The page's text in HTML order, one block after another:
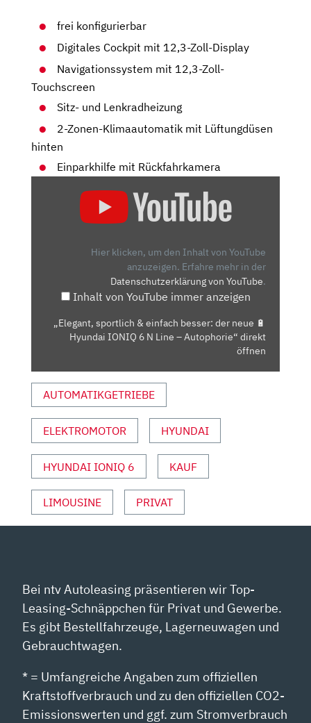
frei konfigurierbar
Digitales Cockpit mit 12,3-Zoll-Display
Navigationssystem mit 12,3-Zoll-
Touchscreen
Sitz- und Lenkradheizung
2-Zonen-Klimaautomatik mit Lüftungdüsen
hinten
Einparkhilfe mit Rückfahrkamera
SPORTLICH
HYUNDAI
LINE
AUTOPHORIE“
VON
ANZEIGEN
Hier klicken, um den Inhalt von YouTube
anzuzeigen. Erfahre mehr in der
Datenschutzerklärung von YouTube.
Inhalt von YouTube immer anzeigen
„Elegant, sportlich & einfach besser: der neue 🔋
Hyundai IONIQ 6 N Line – Autophorie“ direkt
öffnen
AUTOMATIKGETRIEBE
ELEKTROMOTOR HYUNDAI
HYUNDAI IONIQ 6 KAUF
LIMOUSINE PRIVAT
Bei ntv Autoleasing präsentieren wir Top-
Leasing-Schnäppchen für Privat und Gewerbe.
Es gibt Bestellfahrzeuge, Lagerneuwagen und
Gebrauchtwagen.
* = Umfangreiche Angaben zum offiziellen
Kraftstoffverbrauch und zu den offiziellen CO2-
Emissionswerten und ggf. zum Stromverbrauch